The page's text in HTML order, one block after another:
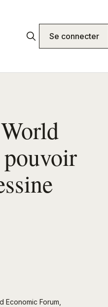
Se connecter
Economic Forum,